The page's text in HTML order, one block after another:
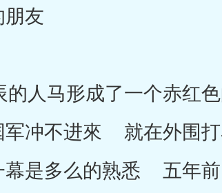
友
人马形成了一个赤红
冲不进來 就在外围
是多么的熟悉 五年